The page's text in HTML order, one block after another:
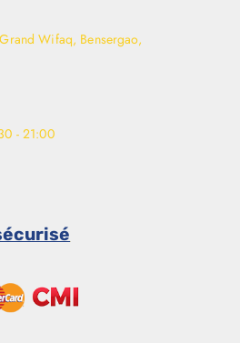
Wifaq, Bensergao,
- 21:00